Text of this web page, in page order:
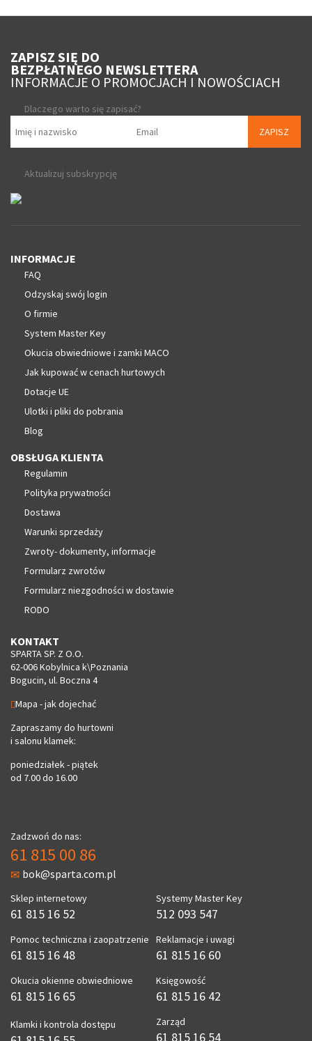
ZAPISZ SIĘ DO
BEZPŁATNEGO NEWSLETTERA
INFORMACJE O PROMOCJACH I NOWOŚCIACH
Dlaczego warto się zapisać?
ZAPISZ
Aktualizuj subskrypcję
INFORMACJE
FAQ
Odzyskaj swój login
O firmie
System Master Key
Okucia obwiedniowe i zamki MACO
Jak kupować w cenach hurtowych
Dotacje UE
Ulotki i pliki do pobrania
Blog
OBSŁUGA KLIENTA
Regulamin
Polityka prywatności
Dostawa
Warunki sprzedaży
Zwroty- dokumenty, informacje
Formularz zwrotów
Formularz niezgodności w dostawie
RODO
KONTAKT
SPARTA SP. Z O.O.
62-006 Kobylnica k\Poznania
Bogucin, ul. Boczna 4
Mapa - jak dojechać
Zapraszamy do hurtowni
i salonu klamek:
poniedziałek - piątek
od 7.00 do 16.00
Zadzwoń do nas:
61 815 00 86
bok@sparta.com.pl
Sklep internetowy
61 815 16 52
Pomoc techniczna i zaopatrzenie
61 815 16 48
Okucia okienne obwiedniowe
61 815 16 65
Klamki i kontrola dostępu
Systemy Master Key
512 093 547
Reklamacje i uwagi
61 815 16 60
Księgowość
61 815 16 42
Zarząd
61 815 16 54